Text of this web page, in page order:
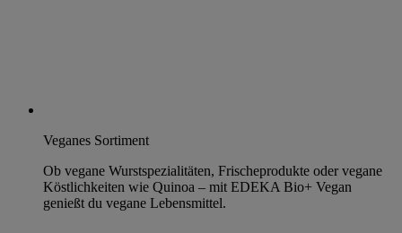
Veganes Sortiment
Ob vegane Wurstspezialitäten, Frischeprodukte oder vegane
Köstlichkeiten wie Quinoa – mit EDEKA Bio+ Vegan
genießt du vegane Lebensmittel.